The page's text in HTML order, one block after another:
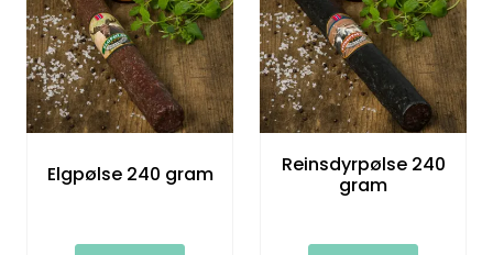
Elgpølse 240 gram
Reinsdyrpølse 240
gram